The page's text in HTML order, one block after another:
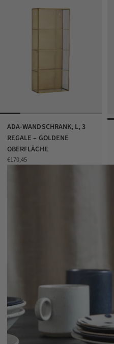
ADA-WANDSCHRANK, L, 3
REGALE – GOLDENE
OBERFLÄCHE
Angebot
€170,45